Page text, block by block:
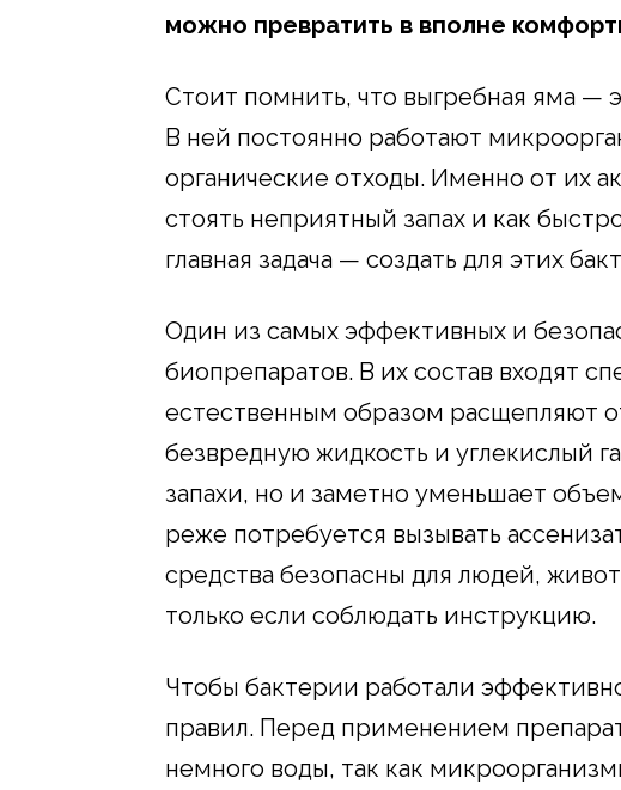
можно превратить в вполне
Стоит помнить, что выгребная яма —
В ней постоянно работают
органические отходы. Именно от их
стоять неприятный запах и как
главная задача — создать для этих
Один из самых эффективных и
биопрепаратов. В их состав входят
естественным образом расщепляют
безвредную жидкость и углекислый
запахи, но и заметно уменьшает
реже потребуется вызывать
средства безопасны для людей,
только если соблюдать инструкцию.
Чтобы бактерии работали
правил. Перед применением
немного воды, так как